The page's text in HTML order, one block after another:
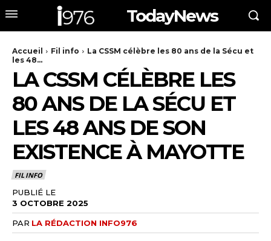
TodayNews
Accueil Fil info
La CSSM célèbre les 80 ans de la Sécu et
les 48...
LA CSSM CÉLÈBRE LES
80 ANS DE LA SÉCU ET
LES 48 ANS DE SON
EXISTENCE À MAYOTTE
FIL INFO
PUBLIÉ LE
3 OCTOBRE 2025
PAR LA RÉDACTION INFO976